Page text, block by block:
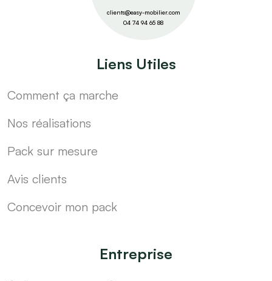
clients@easy-mobilier.com
04 74 94 65 88
Liens Utiles
Comment ça marche
Nos réalisations
Pack sur mesure
Avis clients
Concevoir mon pack
Entreprise